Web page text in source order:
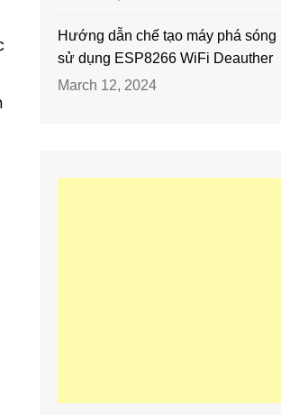
Hướng dẫn chế tạo máy phá sóng
sử dụng ESP8266 WiFi Deauther
March 12, 2024